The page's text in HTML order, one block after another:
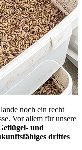
noch ein recht
Vor allem für unsere
und
drittes